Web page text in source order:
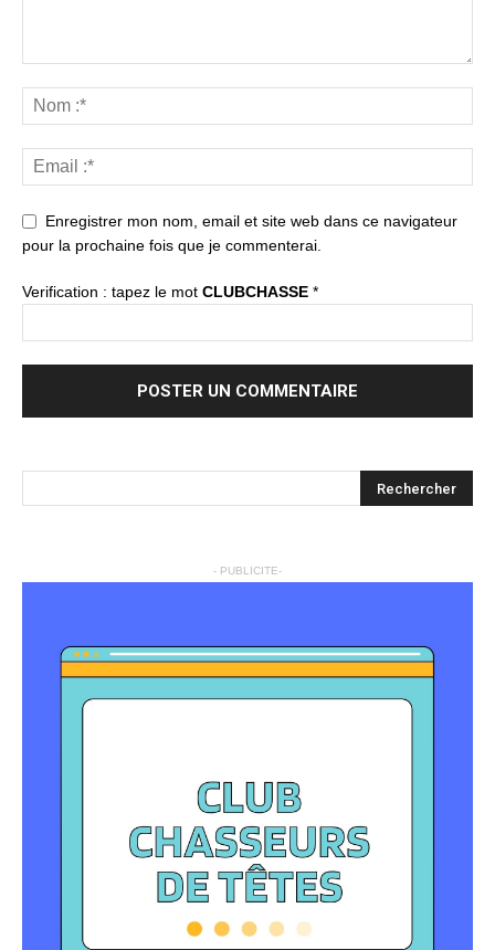
Enregistrer mon nom, email et site web dans ce navigateur
pour la prochaine fois que je commenterai.
Verification : tapez le mot CLUBCHASSE *
- PUBLICITE-